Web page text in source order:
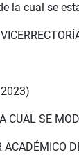
la cual se
CUAL SE
ACADÉMICO